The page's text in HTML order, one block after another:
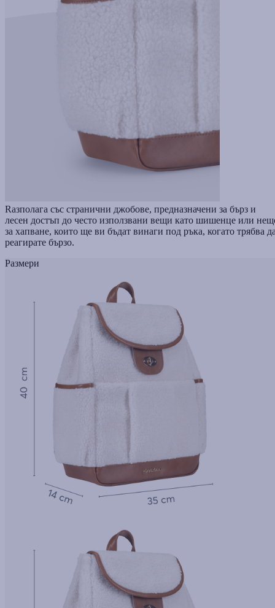
Rазполага със странични джобове, предназначени за бърз и
лесен достъп до често използвани вещи като шишенце или
за хапване, които ще ви бъдат винаги под ръка, когато трябва
реагирате бързо.
Размери